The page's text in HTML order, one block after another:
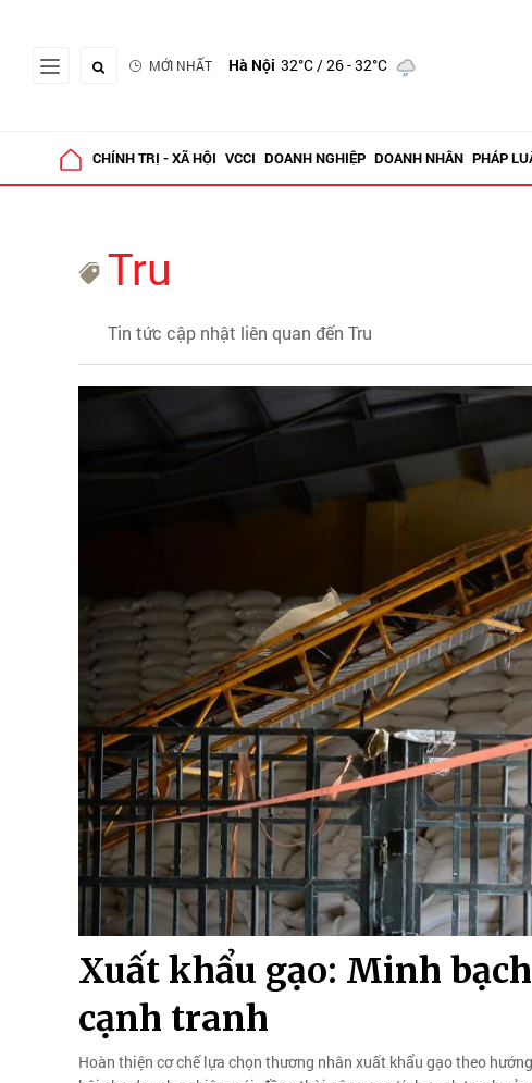
MỚI NHẤT Hà Nội 32°C/ 26 - 32°C
CHÍNH TRỊ - XÃ HỘI VCCI DOANH NGHIỆP DOANH NHÂN PHÁP
Tru
Tin tức cập nhật liên quan đến Tru
Xuất khẩu gạo: Minh
cạnh tranh
Hoàn thiện cơ chế lựa chọn thương nhân xuất khẩu gạo theo